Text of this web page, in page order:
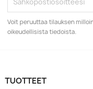
Voit peruuttaa tilauksen
oikeudellisista tiedoista.
TUOTTEET